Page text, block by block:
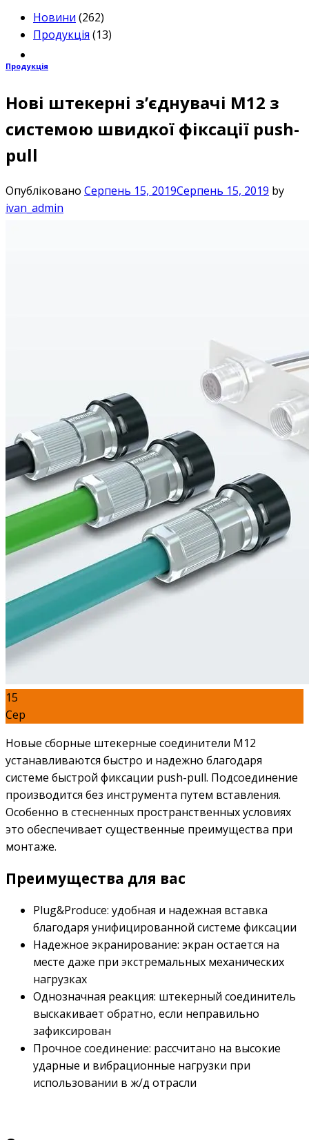
Новини (262)
Продукція (13)
Продукція
Нові штекерні з’єднувачі M12 з
системою швидкої фіксації push-
pull
Опубліковано Серпень 15, 2019Серпень 15, 2019 by
ivan_admin
15
Сер
Новые сборные штекерные соединители M12
устанавливаются быстро и надежно благодаря
системе быстрой фиксации push-pull. Подсоединение
производится без инструмента путем вставления.
Особенно в стесненных пространственных условиях
это обеспечивает существенные преимущества при
монтаже.
Преимущества для вас
Plug&Produce: удобная и надежная вставка
благодаря унифицированной системе фиксации
Надежное экранирование: экран остается на
месте даже при экстремальных механических
нагрузках
Однозначная реакция: штекерный соединитель
выскакивает обратно, если неправильно
зафиксирован
Прочное соединение: рассчитано на высокие
ударные и вибрационные нагрузки при
использовании в ж/д отрасли